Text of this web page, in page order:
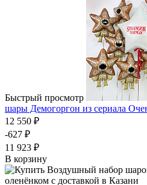
Быстрый просмотр
шары Демогоргон из сериала
12 550 ₽
-627 ₽
11 923 ₽
В корзину